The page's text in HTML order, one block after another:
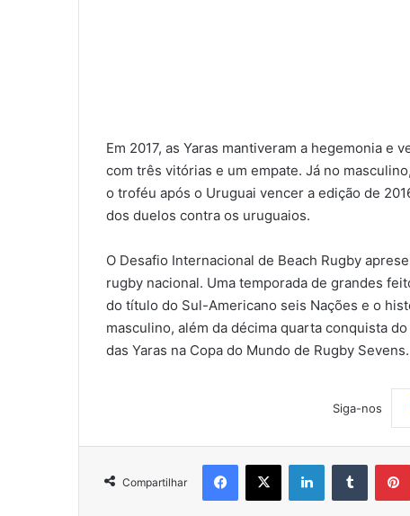
Em 2017, as Yaras mantiveram a hegemonia
com três vitórias e um empate. Já no
o troféu após o Uruguai vencer a edição de
dos duelos contra os uruguaios.
O Desafio Internacional de Beach Rugby
rugby nacional. Uma temporada de grandes
do título do Sul-Americano seis Nações e o
masculino, além da décima quarta conquista
das Yaras na Copa do Mundo de Rugby Sevens.
Siga-nos
Compartilhar